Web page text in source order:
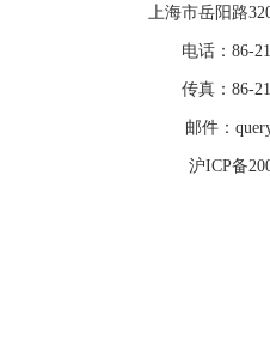
上海市岳阳路
电话：86-
传真：86-
邮件：
沪ICP备